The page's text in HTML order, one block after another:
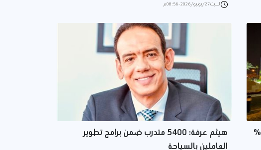
السبت 27/يونيو/2026 - 08:56 م
السعودية تسجل 123 مليون سائح بنسبة نمو 6%
هيثم عرفة: 5400 متدرب ضمن برامج تطوير
العاملين بالسياحة